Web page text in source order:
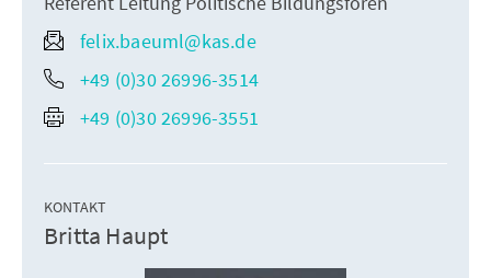
felix.baeuml@kas.de
+49 (0)30 26996-3514
+49 (0)30 26996-3551
KONTAKT
Britta Haupt